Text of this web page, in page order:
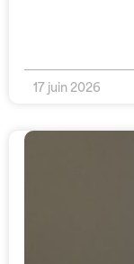
17 juin 2026